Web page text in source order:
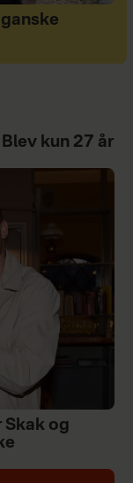
kun 27 år
Skak og